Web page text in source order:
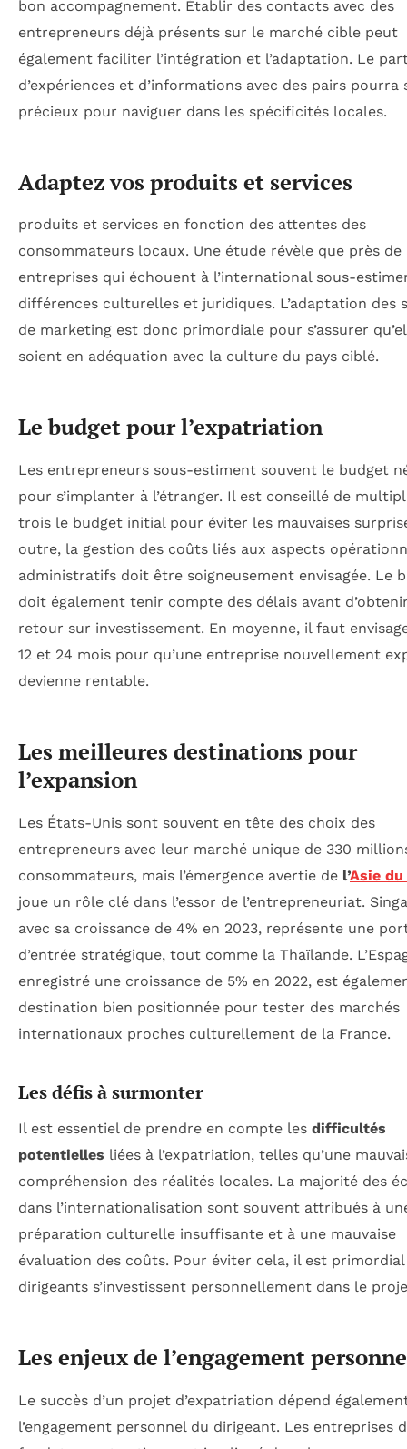
bon accompagnement. Établir des contacts avec des
entrepreneurs déjà présents sur le marché cible peut
également faciliter l’intégration et l’adaptation. Le
d’expériences et d’informations avec des pairs pourra
précieux pour naviguer dans les spécificités locales.
Adaptez vos produits et services
produits et services en fonction des attentes des
consommateurs locaux. Une étude révèle que près de
entreprises qui échouent à l’international sous-
différences culturelles et juridiques. L’adaptation des
de marketing est donc primordiale pour s’assurer
soient en adéquation avec la culture du pays ciblé.
Le budget pour l’expatriation
Les entrepreneurs sous-estiment souvent le budget
pour s’implanter à l’étranger. Il est conseillé de
trois le budget initial pour éviter les mauvaises
outre, la gestion des coûts liés aux aspects
administratifs doit être soigneusement envisagée. Le
doit également tenir compte des délais avant
retour sur investissement. En moyenne, il faut
12 et 24 mois pour qu’une entreprise nouvellement
devienne rentable.
Les meilleures destinations pour
l’expansion
Les États-Unis sont souvent en tête des choix des
entrepreneurs avec leur marché unique de 330
consommateurs, mais l’émergence avertie de l’Asie
joue un rôle clé dans l’essor de l’entrepreneuriat.
avec sa croissance de 4% en 2023, représente une
d’entrée stratégique, tout comme la Thaïlande.
enregistré une croissance de 5% en 2022, est
destination bien positionnée pour tester des marchés
internationaux proches culturellement de la France.
Les défis à surmonter
Il est essentiel de prendre en compte les difficultés
potentielles liées à l’expatriation, telles qu’une
compréhension des réalités locales. La majorité des
dans l’internationalisation sont souvent attribués à
préparation culturelle insuffisante et à une mauvaise
évaluation des coûts. Pour éviter cela, il est
dirigeants s’investissent personnellement dans le
Les enjeux de l’engagement
Le succès d’un projet d’expatriation dépend
l’engagement personnel du dirigeant. Les entreprises